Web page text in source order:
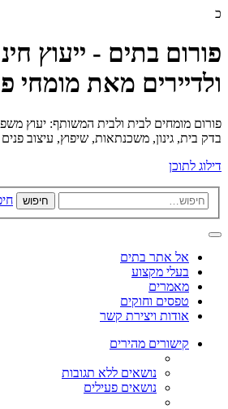
כ
פורום בתים - ייעוץ
ולדיירים מאת מומחי
פורום מומחים לבית ולבית המשותף: יעוץ
בדק בית, גינון, משכנתאות, שיפוץ, עיצוב פנים
דילוג לתוכן
חיפוש
אל אתר בתים
בעלי מקצוע
מאמרים
טפסים וחוקים
אודות ויצירת קשר
קישורים מהירים
נושאים ללא תגובות
נושאים פעילים